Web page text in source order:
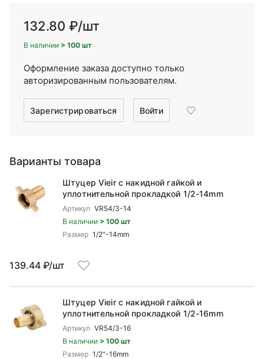
132.80 ₽/шт
В наличии > 100 шт
Оформление заказа доступно только
авторизированным пользователям.
Зарегистрироваться Войти
Варианты товара
Штуцер Vieir с накидной гайкой и
уплотнительной прокладкой 1/2-14mm
Артикул VR54/3-14
В наличии > 100 шт
Размер 1/2"-14mm
139.44 ₽/шт
Штуцер Vieir с накидной гайкой и
уплотнительной прокладкой 1/2-16mm
Артикул VR54/3-16
В наличии > 100 шт
Размер 1/2"-16mm